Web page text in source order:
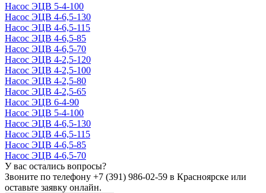
Насос ЭЦВ 5-4-100
Насос ЭЦВ 4-6,5-130
Насос ЭЦВ 4-6,5-115
Насос ЭЦВ 4-6,5-85
Насос ЭЦВ 4-6,5-70
Насос ЭЦВ 4-2,5-120
Насос ЭЦВ 4-2,5-100
Насос ЭЦВ 4-2,5-80
Насос ЭЦВ 4-2,5-65
Насос ЭЦВ 6-4-90
Насос ЭЦВ 5-4-100
Насос ЭЦВ 4-6,5-130
Насос ЭЦВ 4-6,5-115
Насос ЭЦВ 4-6,5-85
Насос ЭЦВ 4-6,5-70
У вас остались вопросы?
Звоните по телефону +7 (391) 986-02-59 в Красноярске или
оставьте заявку онлайн.